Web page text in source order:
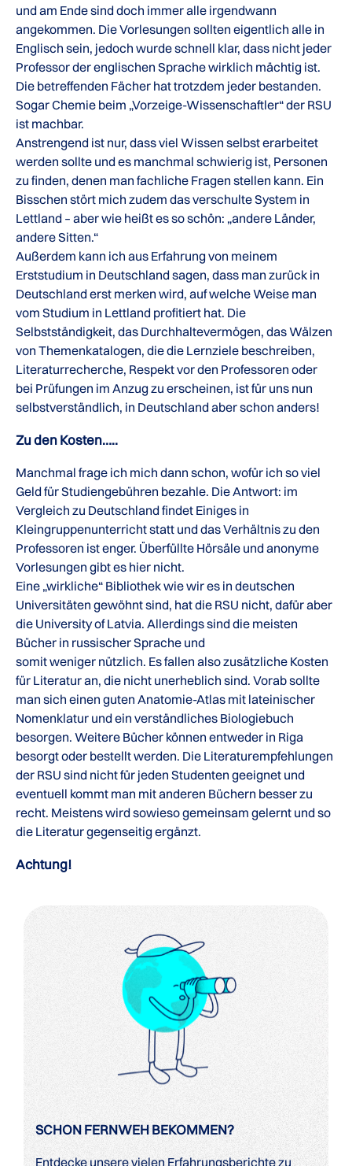
und am Ende sind doch immer alle irgendwann
angekommen. Die Vorlesungen sollten eigentlich alle in
Englisch sein, jedoch wurde schnell klar, dass nicht jeder
Professor der englischen Sprache wirklich mächtig ist.
Die betreffenden Fächer hat trotzdem jeder bestanden.
Sogar Chemie beim „Vorzeige-Wissenschaftler“ der RSU
ist machbar.
Anstrengend ist nur, dass viel Wissen selbst erarbeitet
werden sollte und es manchmal schwierig ist, Personen
zu finden, denen man fachliche Fragen stellen kann. Ein
Bisschen stört mich zudem das verschulte System in
Lettland – aber wie heißt es so schön: „andere Länder,
andere Sitten.“
Außerdem kann ich aus Erfahrung von meinem
Erststudium in Deutschland sagen, dass man zurück in
Deutschland erst merken wird, auf welche Weise man
vom Studium in Lettland profitiert hat. Die
Selbstständigkeit, das Durchhaltevermögen, das Wälzen
von Themenkatalogen, die die Lernziele beschreiben,
Literaturrecherche, Respekt vor den Professoren oder
bei Prüfungen im Anzug zu erscheinen, ist für uns nun
selbstverständlich, in Deutschland aber schon anders!
Zu den Kosten…..
Manchmal frage ich mich dann schon, wofür ich so viel
Geld für Studiengebühren bezahle. Die Antwort: im
Vergleich zu Deutschland findet Einiges in
Kleingruppenunterricht statt und das Verhältnis zu den
Professoren ist enger. Überfüllte Hörsäle und anonyme
Vorlesungen gibt es hier nicht.
Eine „wirkliche“ Bibliothek wie wir es in deutschen
Universitäten gewöhnt sind, hat die RSU nicht, dafür aber
die University of Latvia. Allerdings sind die meisten
Bücher in russischer Sprache und
somit weniger nützlich. Es fallen also zusätzliche Kosten
für Literatur an, die nicht unerheblich sind. Vorab sollte
man sich einen guten Anatomie-Atlas mit lateinischer
Nomenklatur und ein verständliches Biologiebuch
besorgen. Weitere Bücher können entweder in Riga
besorgt oder bestellt werden. Die Literaturempfehlungen
der RSU sind nicht für jeden Studenten geeignet und
eventuell kommt man mit anderen Büchern besser zu
recht. Meistens wird sowieso gemeinsam gelernt und so
die Literatur gegenseitig ergänzt.
Achtung!
SCHON FERNWEH BEKOMMEN?
Entdecke unsere vielen Erfahrungsberichte zu